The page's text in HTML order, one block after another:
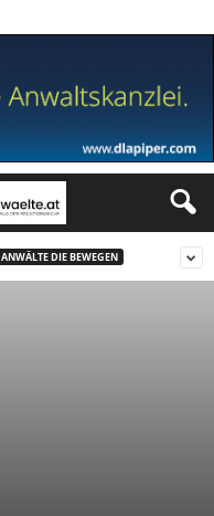
ANWÄLTE DIE BEWEGEN